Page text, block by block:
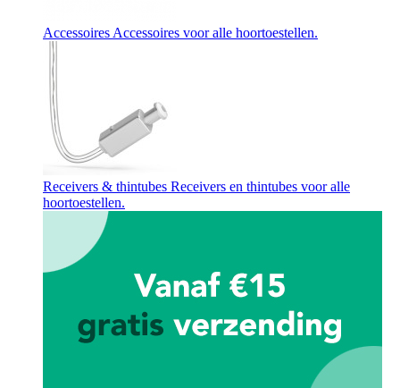
Accessoires Accessoires voor alle hoortoestellen.
Receivers & thintubes Receivers en thintubes voor alle
hoortoestellen.